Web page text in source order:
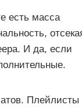
есть масса
И да, если
Плейлисты